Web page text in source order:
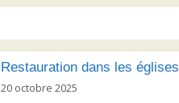
Restauration dans les églises
20 octobre 2025